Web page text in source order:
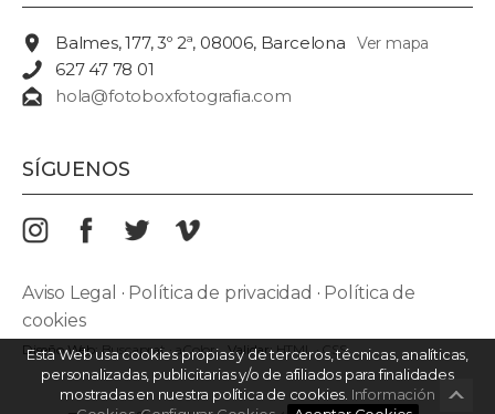
Balmes, 177, 3º 2ª, 08006, Barcelona Ver mapa
627 47 78 01
hola@fotoboxfotografia.com
SÍGUENOS
Aviso Legal · Política de privacidad · Política de
cookies
Diseño Web: Buscaprat·aColor Validar:HTML·CSS
Esta Web usa cookies propias y de terceros, técnicas, analíticas,
personalizadas, publicitarias y/o de afiliados para finalidades
mostradas en nuestra política de cookies. Información